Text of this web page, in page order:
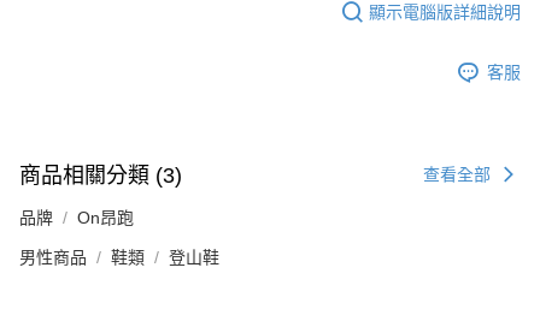
顯示電腦版詳細說明
客服
商品相關分類 (3) 查看全部
品牌 On昂跑
男性商品 鞋類 登山鞋